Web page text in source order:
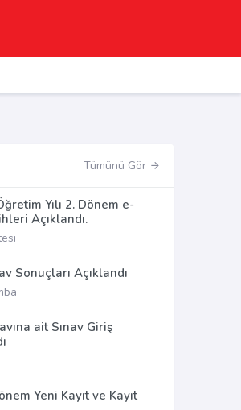
Tümünü Gör
Yılı 2. Dönem e-
Açıklandı.
Sonuçları Açıklandı
ait Sınav Giriş
Yeni Kayıt ve Kayıt